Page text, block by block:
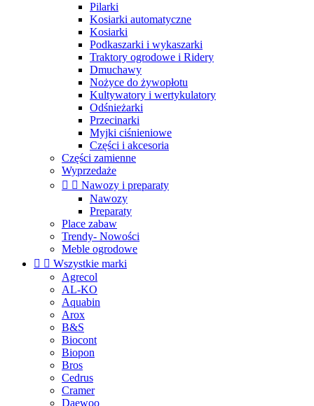
Pilarki
Kosiarki automatyczne
Kosiarki
Podkaszarki i wykaszarki
Traktory ogrodowe i Ridery
Dmuchawy
Nożyce do żywopłotu
Kultywatory i wertykulatory
Odśnieżarki
Przecinarki
Myjki ciśnieniowe
Części i akcesoria
Części zamienne
Wyprzedaże
  Nawozy i preparaty
Nawozy
Preparaty
Place zabaw
Trendy- Nowości
Meble ogrodowe
  Wszystkie marki
Agrecol
AL-KO
Aquabin
Arox
B&S
Biocont
Biopon
Bros
Cedrus
Cramer
Daewoo